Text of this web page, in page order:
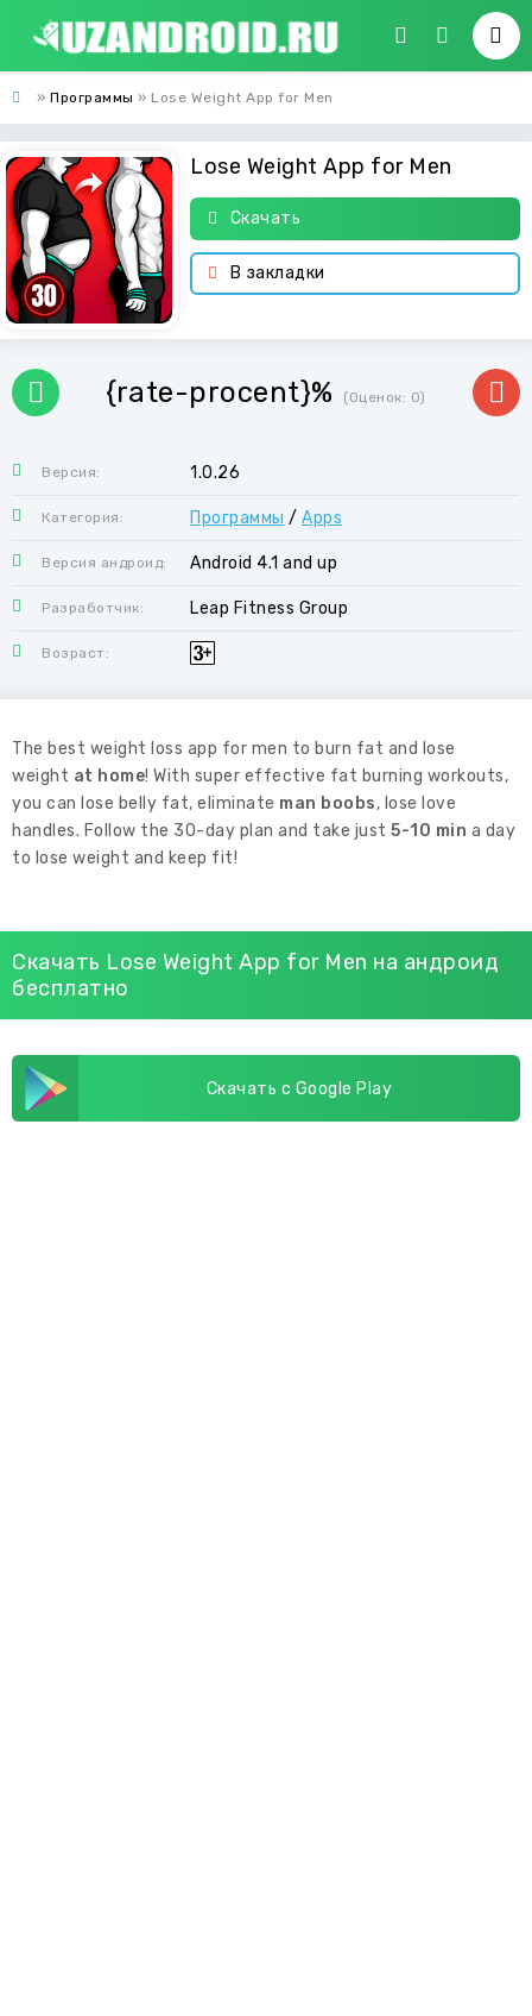
» Программы » Lose Weight App for Men
Lose Weight App for Men
Скачать
В закладки
{rate-procent}% (Оценок: 0)
Версия: 1.0.26
Категория: Программы / Apps
Версия андроид: Android 4.1 and up
Разработчик: Leap Fitness Group
Возраст:
The best weight loss app for men to burn fat and lose
weight at home! With super effective fat burning workouts,
you can lose belly fat, eliminate man boobs, lose love
handles. Follow the 30-day plan and take just 5-10 min a day
to lose weight and keep fit!
Скачать Lose Weight App for Men на андроид
бесплатно
Скачать с Google Play